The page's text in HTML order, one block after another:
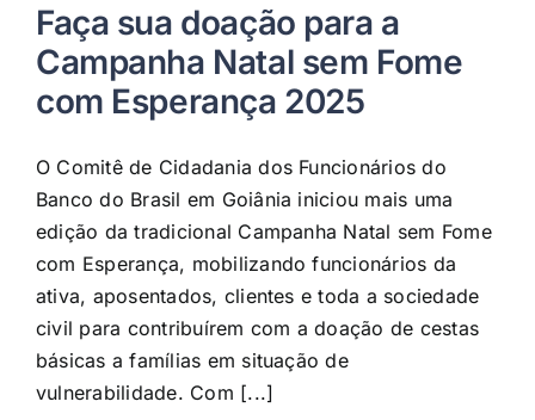
Faça sua doação para a
Campanha Natal sem Fome
com Esperança 2025
O Comitê de Cidadania dos Funcionários do
Banco do Brasil em Goiânia iniciou mais uma
edição da tradicional Campanha Natal sem Fome
com Esperança, mobilizando funcionários da
ativa, aposentados, clientes e toda a sociedade
civil para contribuírem com a doação de cestas
básicas a famílias em situação de
vulnerabilidade. Com [...]